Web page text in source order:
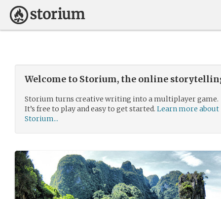
Welcome to Storium, the online
Storium turns creative writing into a multiplayer game.
It’s free to play and easy to get started. Learn more about
Storium...